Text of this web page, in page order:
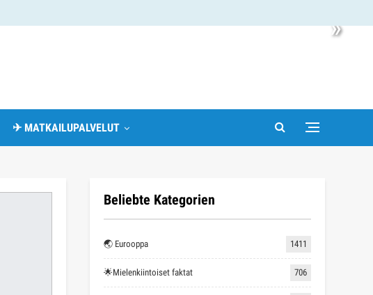
»
✈ MATKAILUPALVELUT
Beliebte Kategorien
🌏 Eurooppa 1411
🌟Mielenkiintoiset faktat 706